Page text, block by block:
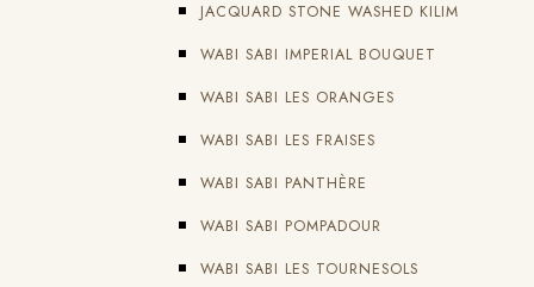
JACQUARD STONE WASHED KILIM
WABI SABI IMPERIAL BOUQUET
WABI SABI LES ORANGES
WABI SABI LES FRAISES
WABI SABI PANTHÈRE
WABI SABI POMPADOUR
WABI SABI LES TOURNESOLS